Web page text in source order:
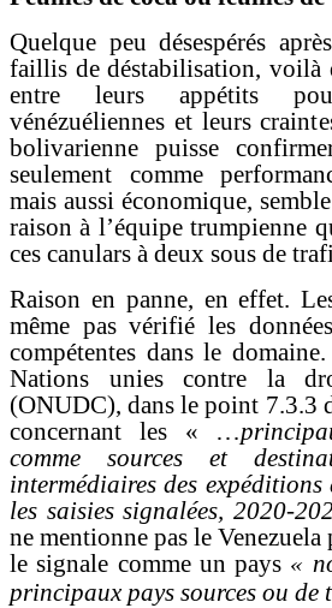
Quelque peu désespérés
faillis de déstabilisation, voilà
entre leurs appétits
vénézuéliennes et leurs
bolivarienne puisse
seulement comme
mais aussi économique,
raison à l’équipe trumpienne
ces canulars à deux sous de
Raison en panne, en effet.
même pas vérifié les
compétentes dans le
Nations unies contre la
(ONUDC), dans le point 7.3.3
concernant les « …
comme sources et
intermédiaires des
les saisies signalées, 2020-
ne mentionne pas le Venezuela
le signale comme un pays «
principaux pays sources ou de